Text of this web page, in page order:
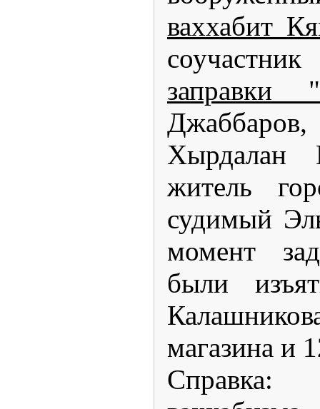
ваххабит
заправки
Хырдалан
житель
судимый
момент
были
магазина и